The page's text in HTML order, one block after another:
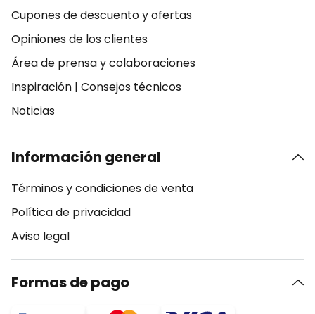
Cupones de descuento y ofertas
Opiniones de los clientes
Área de prensa y colaboraciones
Inspiración | Consejos técnicos
Noticias
Información general
Términos y condiciones de venta
Política de privacidad
Aviso legal
Formas de pago